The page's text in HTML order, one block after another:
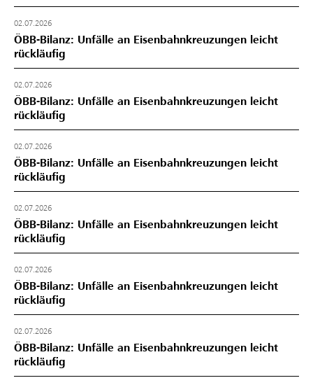
02.07.2026
ÖBB-Bilanz: Unfälle an Eisenbahnkreuzungen leicht
rückläufig
02.07.2026
ÖBB-Bilanz: Unfälle an Eisenbahnkreuzungen leicht
rückläufig
02.07.2026
ÖBB-Bilanz: Unfälle an Eisenbahnkreuzungen leicht
rückläufig
02.07.2026
ÖBB-Bilanz: Unfälle an Eisenbahnkreuzungen leicht
rückläufig
02.07.2026
ÖBB-Bilanz: Unfälle an Eisenbahnkreuzungen leicht
rückläufig
02.07.2026
ÖBB-Bilanz: Unfälle an Eisenbahnkreuzungen leicht
rückläufig